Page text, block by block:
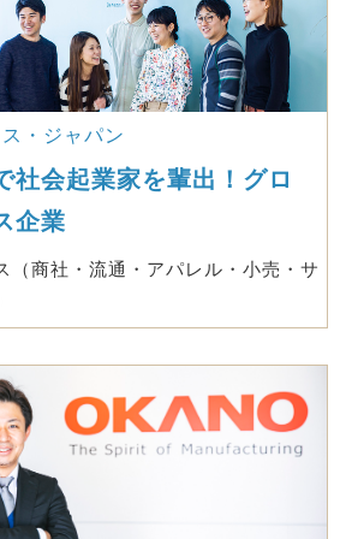
・ジャパン
社会起業家を輩出！グロ
企業
（商社・流通・アパレル・小売・サ